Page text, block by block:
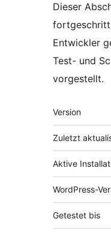
Dieser
Entwickler
Test- und
vorgestellt.
Meta
Version
Zuletzt
Aktive
WordPress-
Getestet bis